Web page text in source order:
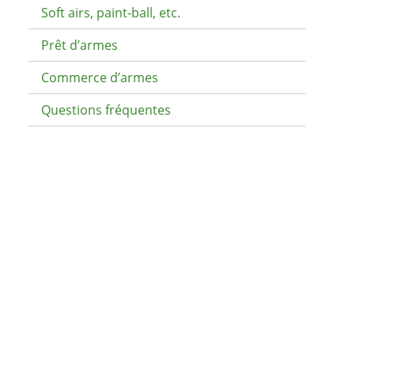
Soft airs, paint-ball, etc.
Prêt d’armes
Commerce d’armes
Questions fréquentes